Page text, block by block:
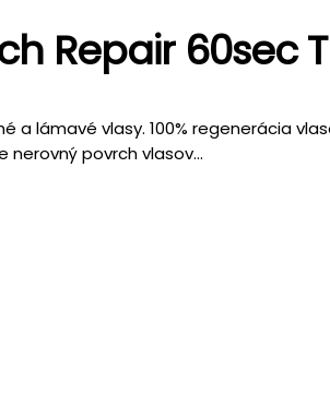
Repair 60sec
lámavé vlasy. 100% regenerácia
nerovný povrch vlasov...